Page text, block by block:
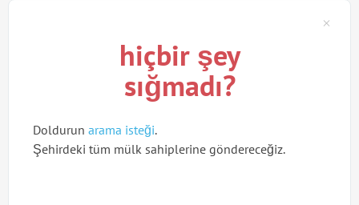
hiçbir şey
sığmadı?
Doldurun arama isteği.
Şehirdeki tüm mülk sahiplerine göndereceğiz.